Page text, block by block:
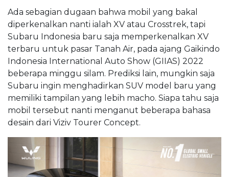
Ada sebagian dugaan bahwa mobil yang bakal
diperkenalkan nanti ialah XV atau Crosstrek, tapi
Subaru Indonesia baru saja memperkenalkan XV
terbaru untuk pasar Tanah Air, pada ajang Gaikindo
Indonesia International Auto Show (GIIAS) 2022
beberapa minggu silam. Prediksi lain, mungkin saja
Subaru ingin menghadirkan SUV model baru yang
memiliki tampilan yang lebih macho. Siapa tahu saja
mobil tersebut nanti menganut beberapa bahasa
desain dari Viziv Tourer Concept.